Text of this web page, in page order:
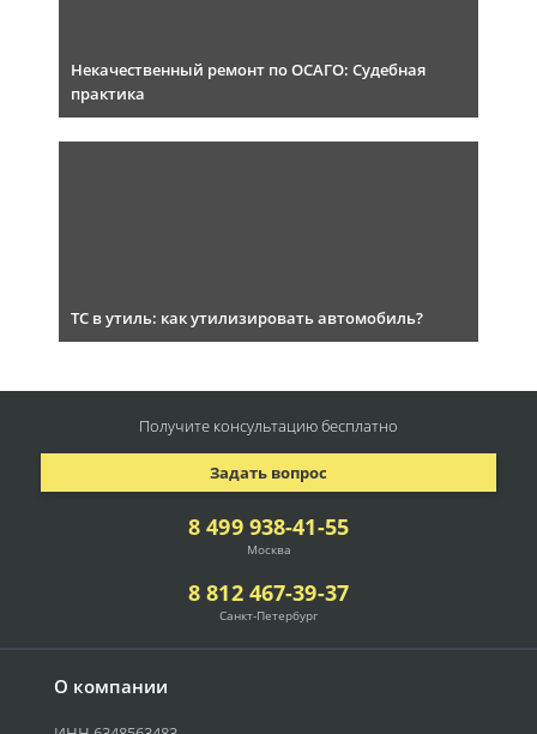
Некачественный ремонт по ОСАГО: Судебная
практика
ТС в утиль: как утилизировать автомобиль?
О компании
8 499 938-41-55
Москва
8 812 467-39-37
Санкт-Петербург
Задать вопрос
Получите консультациюбесплатно